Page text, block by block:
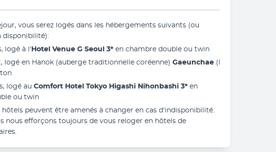
vous serez logés dans les hébergements suivants (ou
disponibilité):
logé à l' Hotel Venue G Seoul 3* en chambre double ou twin
logé en Hanok (auberge traditionnelle coréenne) Gaeunchae (I
logé au Comfort Hotel Tokyo Higashi Nihonbashi 3* en
ou twin
hôtels peuvent être amenés à changer en cas d'indisponibilité.
nous efforçons toujours de vous reloger en hôtels de